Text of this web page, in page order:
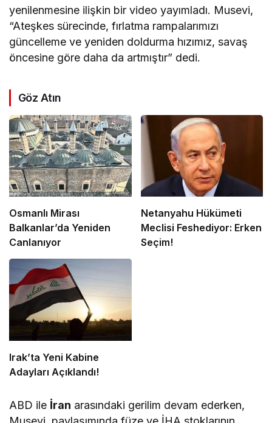
yenilenmesine ilişkin bir video yayımladı. Musevi,
“Ateşkes sürecinde, fırlatma rampalarımızı
güncelleme ve yeniden doldurma hızımız, savaş
öncesine göre daha da artmıştır” dedi.
Göz Atın
Osmanlı Mirası
Balkanlar’da Yeniden
Canlanıyor
Netanyahu Hükümeti
Meclisi Feshediyor: Erken
Seçim!
Irak’ta Yeni Kabine
Adayları Açıklandı!
ABD ile İran arasındaki gerilim devam ederken,